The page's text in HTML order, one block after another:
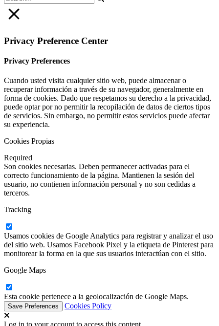
Privacy Preference Center
Privacy Preferences
Cuando usted visita cualquier sitio web, puede almacenar o
recuperar información a través de su navegador, generalmente en
forma de cookies. Dado que respetamos su derecho a la privacidad,
puede optar por no permitir la recopilación de datos de ciertos tipos
de servicios. Sin embargo, no permitir estos servicios puede afectar
su experiencia.
Cookies Propias
Required
Son cookies necesarias. Deben permanecer activadas para el
correcto funcionamiento de la página. Mantienen la sesión del
usuario, no contienen información personal y no son cedidas a
terceros.
Tracking
Usamos cookies de Google Analytics para registrar y analizar el uso
del sitio web. Usamos Facebook Pixel y la etiqueta de Pinterest para
monitorear la forma en la que sus usuarios interactúan con el sitio.
Google Maps
Esta cookie pertenece a la geolocalización de Google Maps.
Cookies Policy
Log in to your account to access this content